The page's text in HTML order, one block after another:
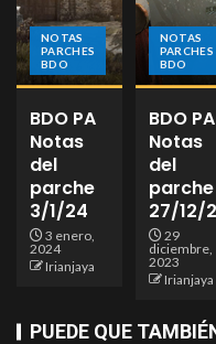
NOTAS
PARCHES
BDO
BDO PA
Notas
del
parche
3/1/24
3 enero,
2024
Irianjaya
NOTAS
PARCHES
BDO
BDO PA
Notas
del
parche
27/12/
29
diciembre,
2023
Irianjaya
PUEDE QUE